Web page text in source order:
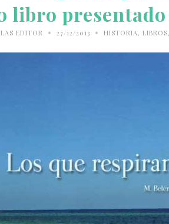
libro
EDITOR • 27/12/2013 • HISTORIA, LIBROS,